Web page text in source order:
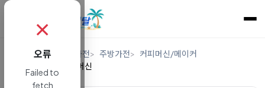
렌탈 디지털/가전 주방가전
커피머신/메이커
업소용에스프레소머신
✗
오류
Failed to
fetch